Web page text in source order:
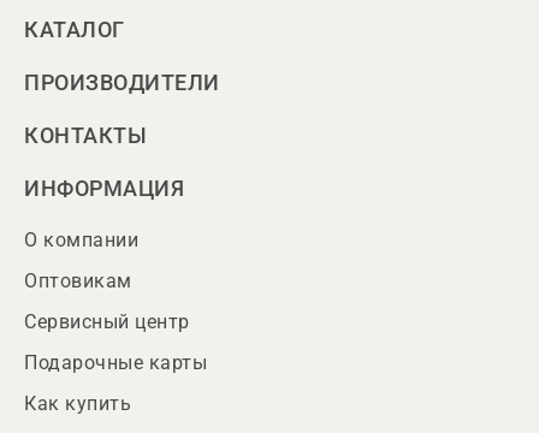
КАТАЛОГ
ПРОИЗВОДИТЕЛИ
КОНТАКТЫ
ИНФОРМАЦИЯ
О компании
Оптовикам
Сервисный центр
Подарочные карты
Как купить